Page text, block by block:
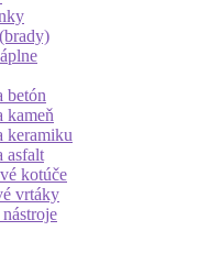
betón
kameň
keramiku
asfalt
kotúče
vrtáky